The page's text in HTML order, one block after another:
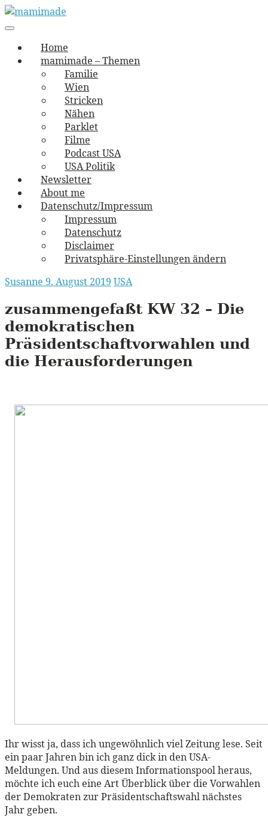
Skip
to
mamimade
vernäht und zugetextet
navigation
Menu
Home
mamimade – Themen
Familie
Wien
Stricken
Nähen
Parklet
Filme
Podcast USA
USA Politik
Newsletter
About me
Datenschutz/Impressum
Impressum
Datenschutz
Disclaimer
Privatsphäre-Einstellungen ändern
Susanne 9. August 2019 USA
zusammengefaßt KW32 – Die
demokratischen
Präsidentschaftvorwahlen und
die Herausforderungen
Ihr wisst ja, dass ich ungewöhnlich viel Zeitung lese. Seit
ein paar Jahren bin ich ganz dick in den USA-
Meldungen. Und aus diesem Informationspool heraus,
möchte ich euch eine Art Überblick über die Vorwahlen
der Demokraten zur Präsidentschaftswahl nächstes
Jahr geben.